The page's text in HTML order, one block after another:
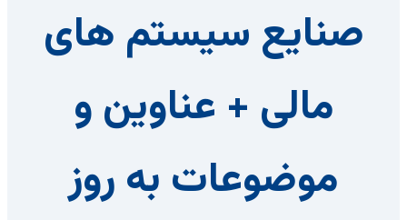
صنایع سیستم های
مالی + عناوین و
موضوعات به روز